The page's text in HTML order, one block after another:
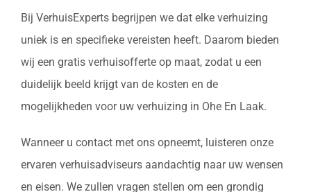
Bij VerhuisExperts begrijpen we dat elke verhuizing
uniek is en specifieke vereisten heeft. Daarom bieden
wij een gratis verhuisofferte op maat, zodat u een
duidelijk beeld krijgt van de kosten en de
mogelijkheden voor uw verhuizing in Ohe En Laak.
Wanneer u contact met ons opneemt, luisteren onze
ervaren verhuisadviseurs aandachtig naar uw wensen
en eisen. We zullen vragen stellen om een grondig